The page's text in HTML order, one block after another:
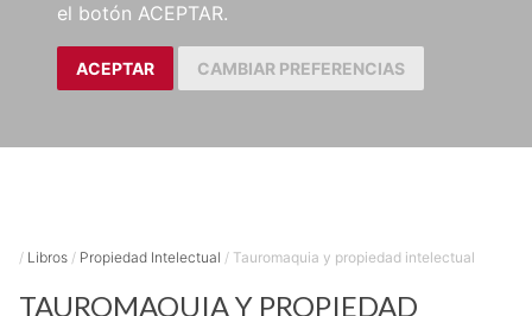
el botón ACEPTAR.
ACEPTAR CAMBIAR PREFERENCIAS
/ Libros / Propiedad Intelectual / Tauromaquia y propiedad intelectual
TAUROMAQUIA Y PROPIEDAD